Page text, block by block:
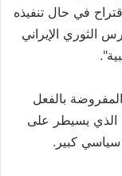
في حال تنفيذه
الثوري الإيراني
بالفعل
الذي يسيطر على
سياسي كبير.